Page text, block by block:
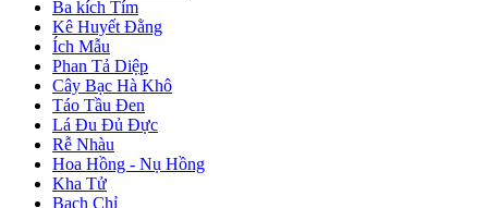
Ba kích Tím
Kê Huyết Đằng
Ích Mẫu
Phan Tả Diệp
Cây Bạc Hà Khô
Táo Tầu Đen
Lá Đu Đủ Đực
Rễ Nhàu
Hoa Hồng - Nụ Hồng
Kha Tử
Bạch Chỉ